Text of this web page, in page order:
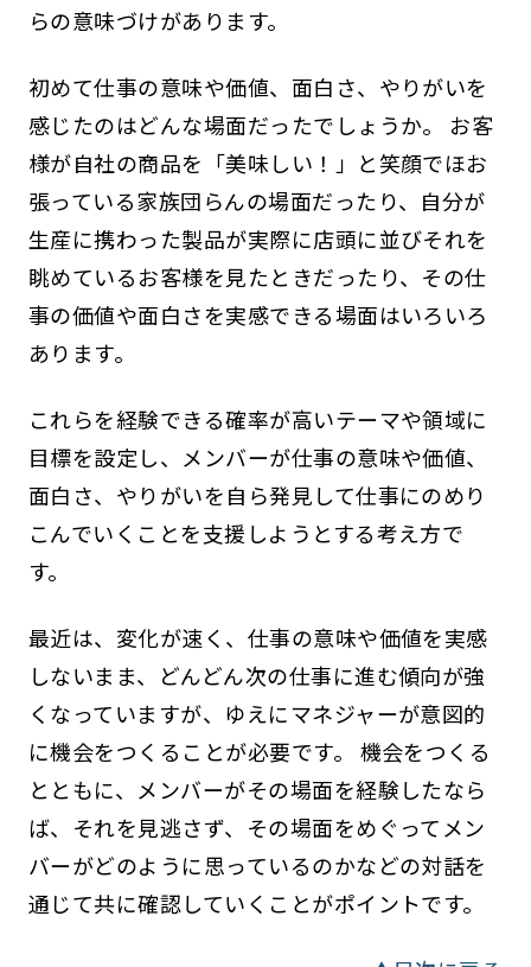
らの意味づけがあります。
初めて仕事の意味や価値、面白さ、やりがいを
感じたのはどんな場面だったでしょうか。 お客
様が自社の商品を「美味しい！」と笑顔でほお
張っている家族団らんの場面だったり、自分が
生産に携わった製品が実際に店頭に並びそれを
眺めているお客様を見たときだったり、その仕
事の価値や面白さを実感できる場面はいろいろ
あります。
これらを経験できる確率が高いテーマや領域に
目標を設定し、メンバーが仕事の意味や価値、
面白さ、やりがいを自ら発見して仕事にのめり
こんでいくことを支援しようとする考え方で
す。
最近は、変化が速く、仕事の意味や価値を実感
しないまま、どんどん次の仕事に進む傾向が強
くなっていますが、ゆえにマネジャーが意図的
に機会をつくることが必要です。 機会をつくる
とともに、メンバーがその場面を経験したなら
ば、それを見逃さず、その場面をめぐってメン
バーがどのように思っているのかなどの対話を
通じて共に確認していくことがポイントです。